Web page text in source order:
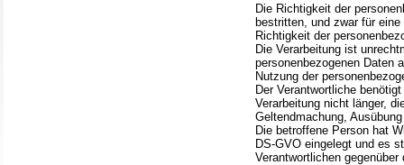
Die Richtigkeit der
bestritten, und zwar für
Richtigkeit der
Die Verarbeitung ist
personenbezogenen Daten
Nutzung der
Der Verantwortliche
Verarbeitung nicht länger,
Geltendmachung,
Die betroffene Person hat
DS-GVO eingelegt und es
Verantwortlichen